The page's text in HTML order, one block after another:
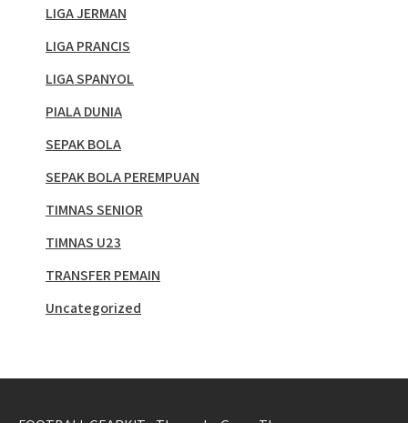
LIGA JERMAN
LIGA PRANCIS
LIGA SPANYOL
PIALA DUNIA
SEPAK BOLA
SEPAK BOLA PEREMPUAN
TIMNAS SENIOR
TIMNAS U23
TRANSFER PEMAIN
Uncategorized